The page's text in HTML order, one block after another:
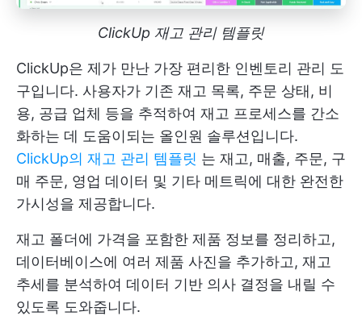
ClickUp 재고 관리 템플릿
ClickUp은 제가 만난 가장 편리한 인벤토리 관리 도
구입니다. 사용자가 기존 재고 목록, 주문 상태, 비
용, 공급 업체 등을 추적하여 재고 프로세스를 간소
화하는 데 도움이되는 올인원 솔루션입니다.
ClickUp의 재고 관리 템플릿 는 재고, 매출, 주문, 구
매 주문, 영업 데이터 및 기타 메트릭에 대한 완전한
가시성을 제공합니다.
재고 폴더에 가격을 포함한 제품 정보를 정리하고,
데이터베이스에 여러 제품 사진을 추가하고, 재고
추세를 분석하여 데이터 기반 의사 결정을 내릴 수
있도록 도와줍니다.